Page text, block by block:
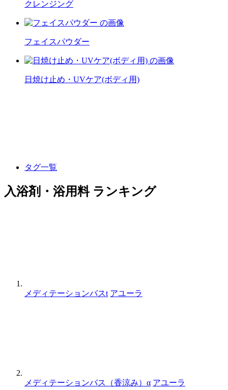
クレンジング
フェイスパウダー
日焼け止め・UVケア(ボディ用)
タグ一覧
入浴剤・浴用料 ランキング
メディテーションバスt アユーラ
メディテーションバス（香涼み）α アユーラ